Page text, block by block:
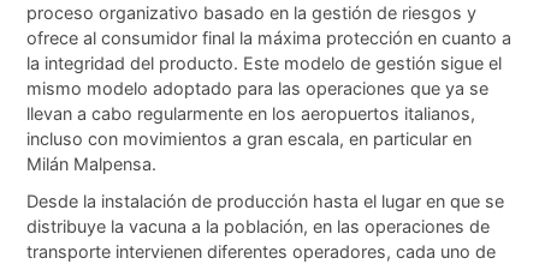
proceso organizativo basado en la gestión de riesgos y
ofrece al consumidor final la máxima protección en cuanto a
la integridad del producto. Este modelo de gestión sigue el
mismo modelo adoptado para las operaciones que ya se
llevan a cabo regularmente en los aeropuertos italianos,
incluso con movimientos a gran escala, en particular en
Milán Malpensa.
Desde la instalación de producción hasta el lugar en que se
distribuye la vacuna a la población, en las operaciones de
transporte intervienen diferentes operadores, cada uno de